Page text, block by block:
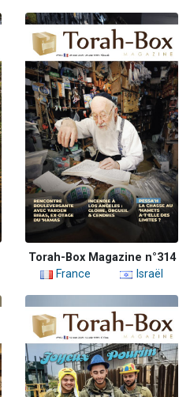
Torah-Box Magazine n°314
France
Israël